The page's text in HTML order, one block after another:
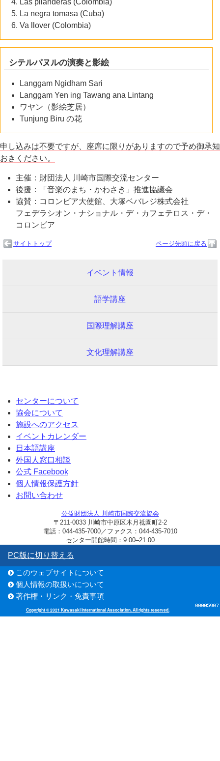
Las pilanderas (Colombia)
La negra tomasa (Cuba)
Va llover (Colombia)
シテルパヌルの演奏と影絵
Langgam Ngidham Sari
Langgam Yen ing Tawang ana Lintang
ワヤン（影絵芝居）
Tunjung Biru の花
申し込みは不要ですが、座席に限りがありますので予め御承知
おきください。
主催：財団法人 川崎市国際交流センター
後援：「音楽のまち・かわさき」推進協議会
協賛：コロンビア大使館、大塚ベバレジ株式会社
フェデラシオン・ナショナル・デ・カフェテロス・デ・
コロンビア
ページ先頭に戻る
サイトトップ
イベント情報
語学講座
国際理解講座
文化理解講座
センターについて
協会について
施設へのアクセス
イベントカレンダー
日本語講座
外国人窓口相談
公式 Facebook
個人情報保護方針
お問い合わせ
公益財団法人 川崎市国際交流協会
〒211-0033 川崎市中原区木月祗園町2-2
電話：044-435-7000／ファクス：044-435-7010
センター開館時間：9:00–21:00
PC版に切り替える
このウェブサイトについて
個人情報の取扱いについて
著作権・リンク・免責事項
Copyright © 2021 Kawasaki International Association. All rights reserved.